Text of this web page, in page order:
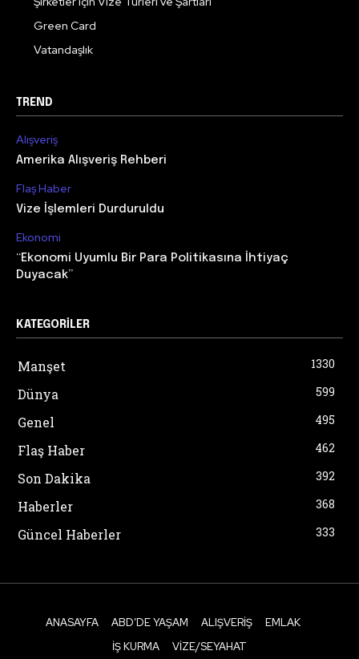
Green Card
Vatandaşlık
TREND
Alışveriş
Amerika Alışveriş Rehberi
Flaş Haber
Vize İşlemleri Durduruldu
Ekonomi
“Ekonomi Uyumlu Bir Para Politikasına İhtiyaç
Duyacak”
KATEGORILER
Manşet 1330
Dünya 599
Genel 495
Flaş Haber 462
Son Dakika 392
Haberler 368
Güncel Haberler 333
ANASAYFA ABD’DE YAŞAM ALIŞVERIŞ
EMLAK
İŞ KURMA
VIZE/SEYAHAT